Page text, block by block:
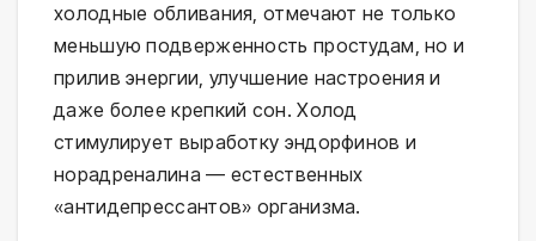
холодные обливания, отмечают не только
меньшую подверженность простудам, но и
прилив энергии, улучшение настроения и
даже более крепкий сон. Холод
стимулирует выработку эндорфинов и
норадреналина — естественных
«антидепрессантов» организма.